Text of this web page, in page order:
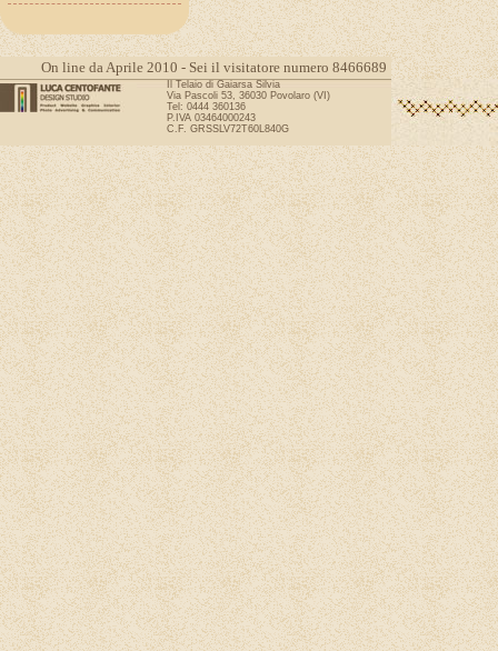
On line da Aprile 2010 - Sei il visitatore numero 8466689
Il Telaio di Gaiarsa Silvia
Via Pascoli 53, 36030 Povolaro (VI)
Tel: 0444 360136
P.IVA 03464000243
C.F. GRSSLV72T60L840G